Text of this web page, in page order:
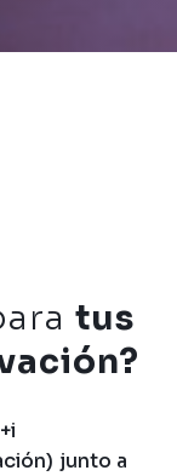
tus
junto a